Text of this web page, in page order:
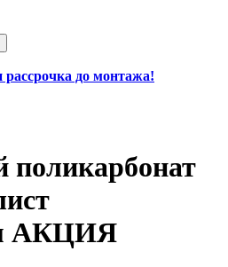
рассрочка до монтажа!
АКЦИЯ